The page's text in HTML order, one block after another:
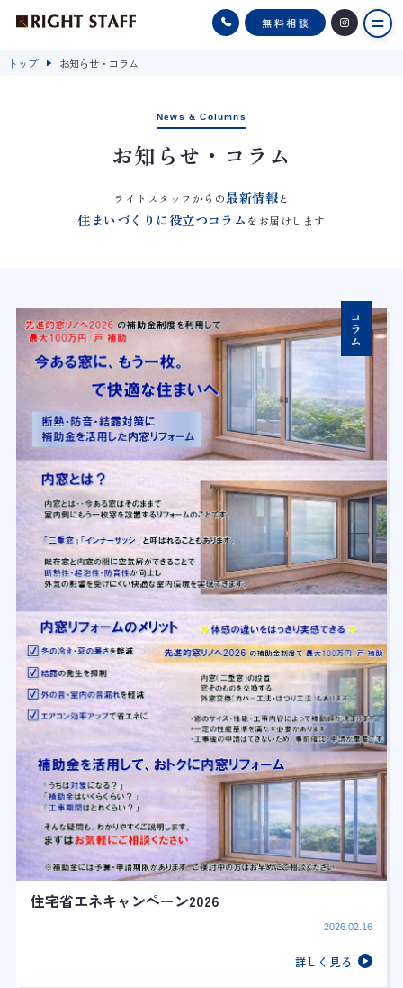
トップ お知らせ・コラム
News & Columns
お知らせ・コラム
ライトスタッフからの最新情報と
住まいづくりに役立つコラム をお届けします
コラム
住宅省エネキャンペーン2026
2026.02.16
詳しく見る